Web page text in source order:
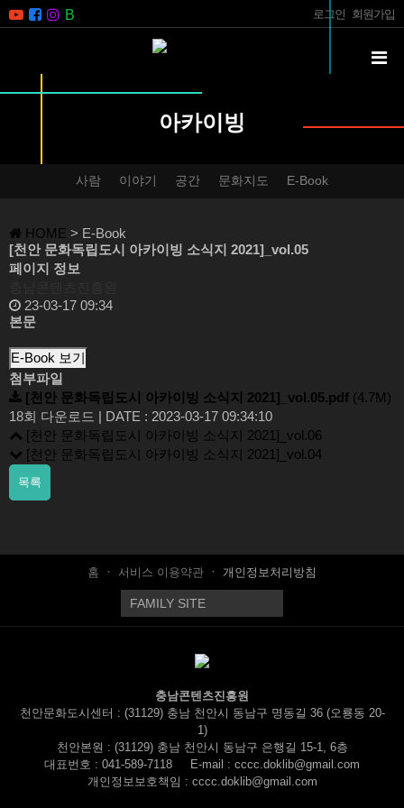
로그인 회원가입
아카이빙
사람 이야기 공간 문화지도 E-Book
HOME > E-Book
[천안 문화독립도시 아카이빙 소식지 2021]_vol.05
페이지 정보
23-03-17 09:34
본문
E-Book 보기
첨부파일
[천안 문화독립도시 아카이빙 소식지 2021]_vol.05.pdf (4.7M)
18회 다운로드 | DATE : 2023-03-17 09:34:10
[천안 문화독립도시 아카이빙 소식지 2021]_vol.06
[천안 문화독립도시 아카이빙 소식지 2021]_vol.04
목록
홈 서비스 이용약관 개인정보처리방침
충남콘텐츠진흥원
천안문화도시센터 : (31129) 충남 천안시 동남구 명동길 36 (오룡동 20-
1)
천안본원 : (31129) 충남 천안시 동남구 은행길 15-1, 6층
대표번호 : 041-589-7118
E-mail : cccc.doklib@gmail.com
개인정보보호책임 : cccc.doklib@gmail.com